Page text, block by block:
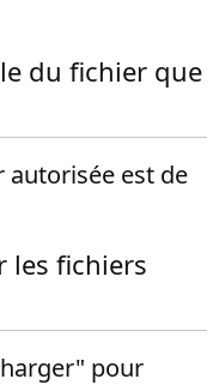
du fichier que
autorisée est de
les fichiers
pour